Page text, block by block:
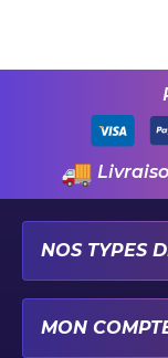
NOS TYPES
MON